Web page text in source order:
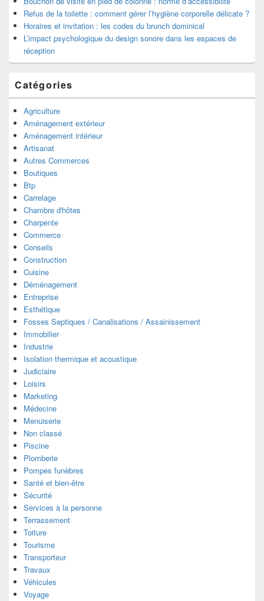
Refus de la toilette : comment gérer l’hygiène corporelle délicate ?
Horaires et invitation : les codes du brunch dominical
L’impact psychologique du design sonore dans les espaces de
réception
Catégories
Agriculture
Aménagement extérieur
Aménagement intérieur
Artisanat
Autres Commerces
Boutiques
Btp
Carrelage
Chambre d'hôtes
Charpente
Commerce
Conseils
Construction
Cuisine
Déménagement
Entreprise
Esthétique
Fosses Septiques / Canalisations / Assainissement
Immobilier
Industrie
Isolation thermique et acoustique
Judiciaire
Loisirs
Marketing
Médecine
Menuiserie
Non classé
Piscine
Plomberie
Pompes funèbres
Santé et bien-être
Sécurité
Services à la personne
Terrassement
Toiture
Tourisme
Transporteur
Travaux
Véhicules
Voyage